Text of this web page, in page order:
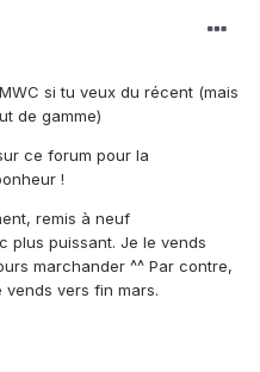
si tu veux du récent (mais
de gamme)
ce forum pour la
!
remis à neuf
plus puissant. Je le vends
marchander ^^ Par contre,
vers fin mars.